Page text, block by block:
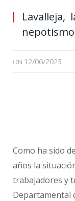
Lavalleja,
ON 12/06/2023
Como ha sido
años la
trabajadores y
Departamental